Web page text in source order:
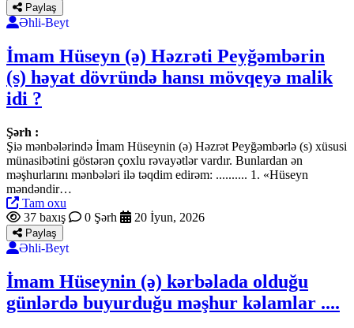
Paylaş
Əhli-Beyt
İmam Hüseyn (ə) Həzrəti Peyğəmbərin
(s) həyat dövründə hansı mövqeyə malik
idi ?
Şərh :
Şiə mənbələrində İmam Hüseynin (ə) Həzrət Peyğəmbərlə (s) xüsusi
münasibətini göstərən çoxlu rəvayətlər vardır. Bunlardan ən
məşhurlarını mənbələri ilə təqdim edirəm: .......... 1. «Hüseyn
məndəndir…
Tam oxu
37 baxış
0 Şərh 20 İyun, 2026
Paylaş
Əhli-Beyt
İmam Hüseynin (ə) kərbəlada olduğu
günlərdə buyurduğu məşhur kəlamlar ....